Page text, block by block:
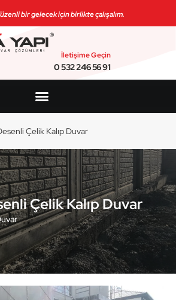
bir gelecek için birlikte çalışalım.
İletişime Geçin
0 532 246 56 91
Çelik Kalıp Duvar
Çelik Kalıp Duvar